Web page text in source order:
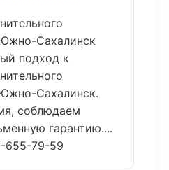
Сахалинск
подход к
Сахалинск.
соблюдаем
гарантию....
655-79-59